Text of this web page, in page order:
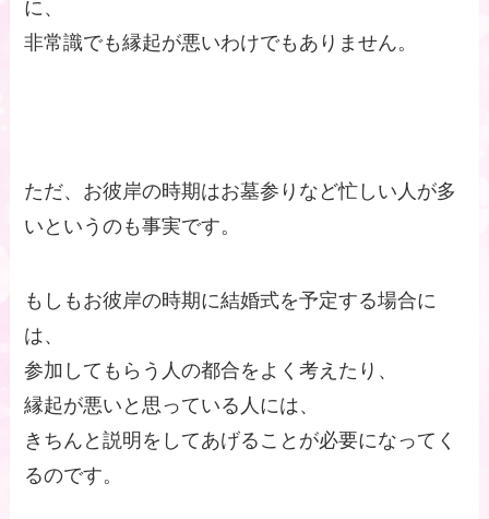
に、
非常識でも縁起が悪いわけでもありません。
ただ、お彼岸の時期はお墓参りなど忙しい人が多
いというのも事実です。
もしもお彼岸の時期に結婚式を予定する場合に
は、
参加してもらう人の都合をよく考えたり、
縁起が悪いと思っている人には、
きちんと説明をしてあげることが必要になってく
るのです。